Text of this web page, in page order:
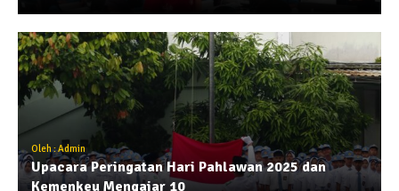
Oleh : Admin
Upacara Peringatan Hari Pahlawan 2025 dan
Kemenkeu Mengajar 10